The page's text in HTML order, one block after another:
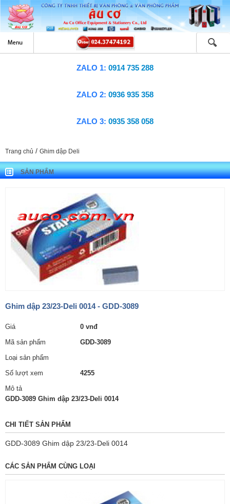
ZALO 1: 0914 735 288
ZALO 2: 0936 935 358
ZALO 3: 0935 358 058
Trang chủ / Ghim dập Deli
SẢN PHẨM
Ghim dập 23/23-Deli 0014 - GDD-3089
Giá
0 vnđ
Mã sản phẩm
GDD-3089
Loại sản phẩm
Số lượt xem
4255
Mô tả
GDD-3089 Ghim dập 23/23-Deli 0014
CHI TIẾT SẢN PHẨM
GDD-3089 Ghim dập 23/23-Deli 0014
CÁC SẢN PHẨM CÙNG LOẠI